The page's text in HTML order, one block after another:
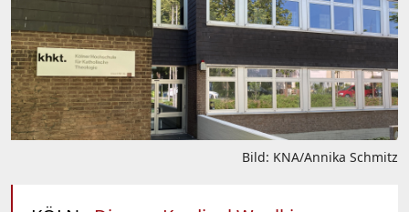
Bild: KNA/Annika Schmitz